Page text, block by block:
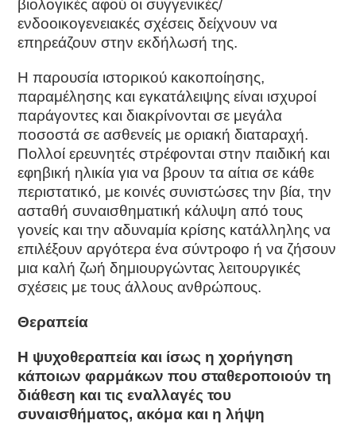
βιολογικές αφού οι συγγενικές/
ενδοοικογενειακές σχέσεις δείχνουν να
επηρεάζουν στην εκδήλωσή της.
Η παρουσία ιστορικού κακοποίησης,
παραμέλησης και εγκατάλειψης είναι ισχυροί
παράγοντες και διακρίνονται σε μεγάλα
ποσοστά σε ασθενείς με οριακή διαταραχή.
Πολλοί ερευνητές στρέφονται στην παιδική και
εφηβική ηλικία για να βρουν τα αίτια σε κάθε
περιστατικό, με κοινές συνιστώσες την βία, την
ασταθή συναισθηματική κάλυψη από τους
γονείς και την αδυναμία κρίσης κατάλληλης να
επιλέξουν αργότερα ένα σύντροφο ή να ζήσουν
μια καλή ζωή δημιουργώντας λειτουργικές
σχέσεις με τους άλλους ανθρώπους.
Θεραπεία
Η ψυχοθεραπεία και ίσως η χορήγηση
κάποιων φαρμάκων που σταθεροποιούν τη
διάθεση και τις εναλλαγές του
συναισθήματος, ακόμα και η λήψη